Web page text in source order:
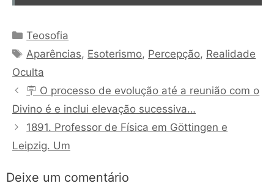
Categorias
Teosofia
Tags
Aparências, Esoterismo, Percepção, Realidade
Oculta
🪧 O processo de evolução até a reunião com o
Divino é e inclui elevação sucessiva…
1891. Professor de Física em Göttingen e
Leipzig. Um
Deixe um comentário